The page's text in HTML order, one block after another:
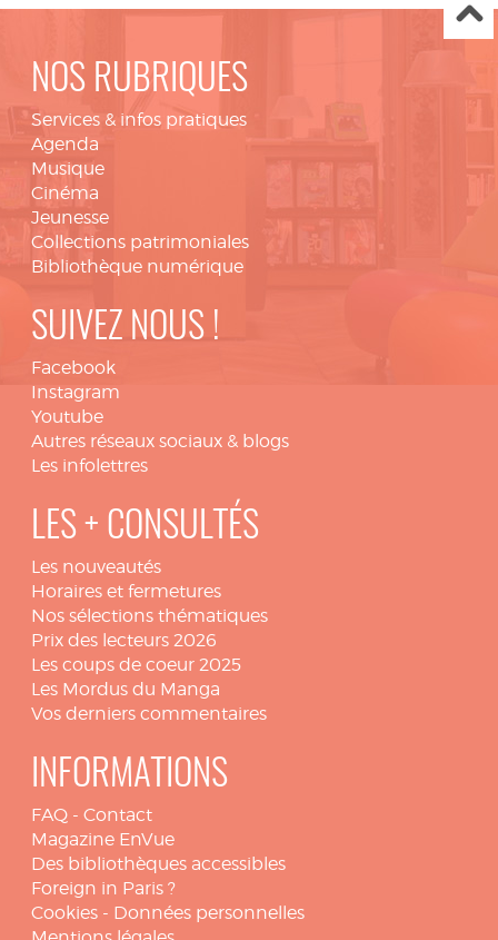
NOS RUBRIQUES
Services & infos pratiques
Agenda
Musique
Cinéma
Jeunesse
Collections patrimoniales
Bibliothèque numérique
SUIVEZ NOUS !
Facebook
Instagram
Youtube
Autres réseaux sociaux & blogs
Les infolettres
LES + CONSULTÉS
Les nouveautés
Horaires et fermetures
Nos sélections thématiques
Prix des lecteurs 2026
Les coups de coeur 2025
Les Mordus du Manga
Vos derniers commentaires
INFORMATIONS
FAQ - Contact
Magazine EnVue
Des bibliothèques accessibles
Foreign in Paris ?
Cookies - Données personnelles